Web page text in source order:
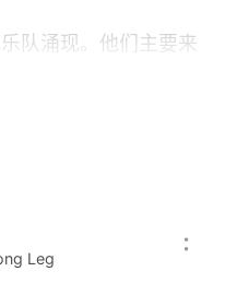
队涌现。他们主要来
。在这样的表达方式
你自己、不要只是让
义和生命的价值意
Leg